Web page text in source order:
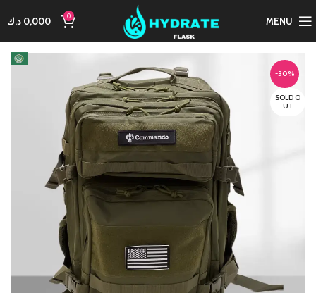
MENU
0
0,000 د.ك
-30%
SOLD O
UT